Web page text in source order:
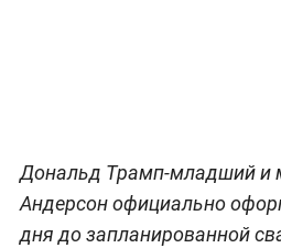
Дональд Трамп-младший и
Андерсон официально
дня до запланированной